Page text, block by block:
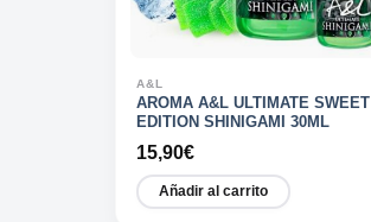
A&L
AROMA A&L ULTIMATE SWEET
EDITION SHINIGAMI 30ML
15,90€
Añadir al carrito